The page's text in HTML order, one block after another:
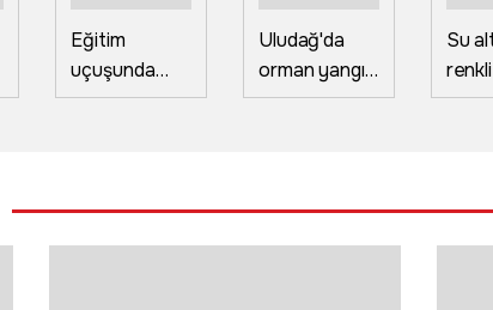
Eğitim
uçuşunda
sert iniş
Uludağ'da
orman yangın
çıktı ekipler
Su
renkli